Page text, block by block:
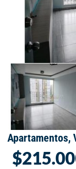
Apartamentos,